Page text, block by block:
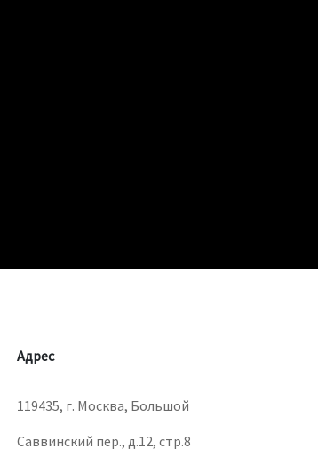
Адрес
119435, г. Москва, Большой
Саввинский пер., д.12, стр.8